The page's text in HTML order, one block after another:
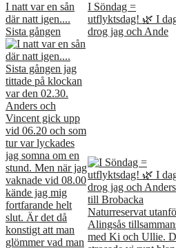
I natt var en sån
där natt igen....
Sista gången
I Söndag =
utflyktsdag! 🌿 I
drog jag och Ande